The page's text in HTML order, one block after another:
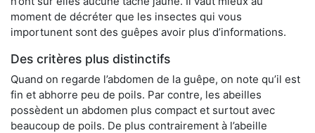
moment de décréter que les insectes qui vous
importunent sont des guêpes avoir plus d’informations.
Des critères plus distinctifs
Quand on regarde l’abdomen de la guêpe, on note qu’il est
fin et abhorre peu de poils. Par contre, les abeilles
possèdent un abdomen plus compact et surtout avec
beaucoup de poils. De plus contrairement à l’abeille